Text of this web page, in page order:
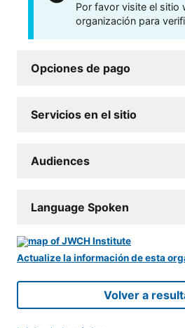
Por favor visite el sitio
organización para
Opciones de pago
Servicios en el sitio
Audiences
Language Spoken
Actualize la información de esta
Volver a